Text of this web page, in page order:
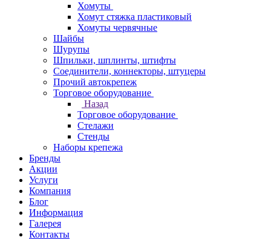
Хомуты
Хомут стяжка пластиковый
Хомуты червячные
Шайбы
Шурупы
Шпильки, шплинты, штифты
Соединители, коннекторы, штуцеры
Прочий автокрепеж
Торговое оборудование
Назад
Торговое оборудование
Стелажи
Стенды
Наборы крепежа
Бренды
Акции
Услуги
Компания
Блог
Информация
Галерея
Контакты